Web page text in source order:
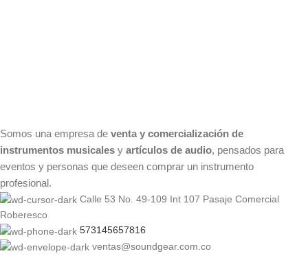
Somos una empresa de venta y comercialización de
instrumentos musicales y artículos de audio, pensados para
eventos y personas que deseen comprar un instrumento
profesional.
Calle 53 No. 49-109 Int 107 Pasaje Comercial
Roberesco
573145657816
ventas@soundgear.com.co